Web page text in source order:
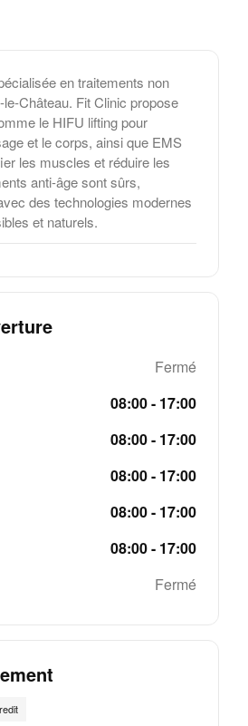
en traitements non
Château. Fit Clinic propose
le HIFU lifting pour
et le corps, ainsi que EMS
les muscles et réduire les
anti-âge sont sûrs,
des technologies modernes
et naturels.
Fermé
08:00 - 17:00
08:00 - 17:00
08:00 - 17:00
08:00 - 17:00
08:00 - 17:00
Fermé